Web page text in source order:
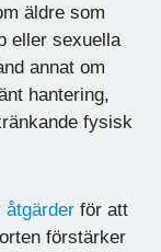
äldre som
eller sexuella
annat om
hantering,
fysisk
åtgärder för att
förstärker